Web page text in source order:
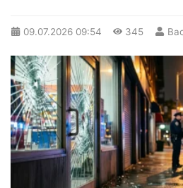
09.07.2026 09:54 345